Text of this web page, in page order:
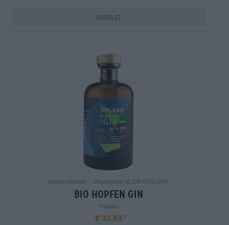
Udsolgt
Andre stilarter | Økologiske øl (DE-ÖKO-006)
bio hopfen gin
Vulkan
€ 33,69